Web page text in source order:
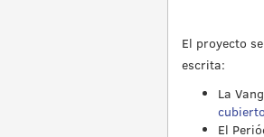
El proyecto
escrita:
La
El